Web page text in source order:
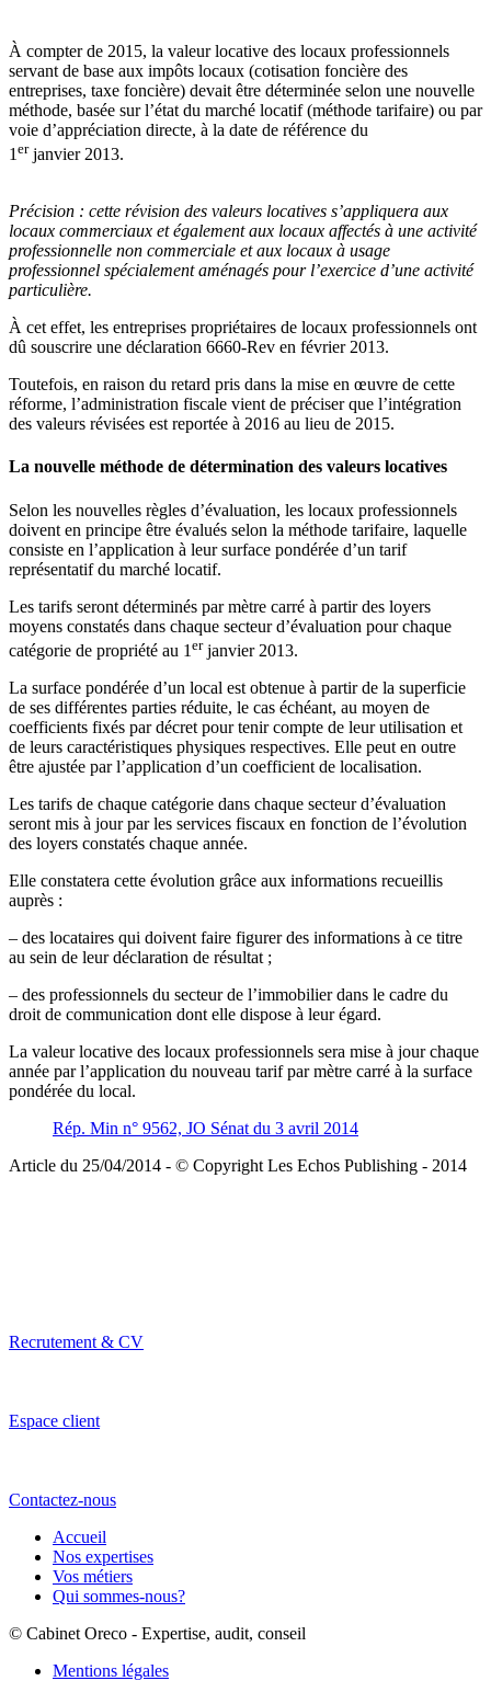
À compter de 2015, la valeur locative des locaux professionnels
servant de base aux impôts locaux (cotisation foncière des
entreprises, taxe foncière) devait être déterminée selon une nouvelle
méthode, basée sur l’état du marché locatif (méthode tarifaire) ou par
voie d’appréciation directe, à la date de référence du
1 erjanvier 2013.
Précision : cette révision des valeurs locatives s’appliquera aux
locaux commerciaux et également aux locaux affectés à une activité
professionnelle non commerciale et aux locaux à usage
professionnel spécialement aménagés pour l’exercice d’une activité
particulière.
À cet effet, les entreprises propriétaires de locaux professionnels ont
dû souscrire une déclaration 6660-Rev en février 2013.
Toutefois, en raison du retard pris dans la mise en œuvre de cette
réforme, l’administration fiscale vient de préciser que l’intégration
des valeurs révisées est reportée à 2016 au lieu de 2015.
La nouvelle méthode de détermination des valeurs locatives
Selon les nouvelles règles d’évaluation, les locaux professionnels
doivent en principe être évalués selon la méthode tarifaire, laquelle
consiste en l’application à leur surface pondérée d’un tarif
représentatif du marché locatif.
Les tarifs seront déterminés par mètre carré à partir des loyers
moyens constatés dans chaque secteur d’évaluation pour chaque
catégorie de propriété au 1 erjanvier 2013.
La surface pondérée d’un local est obtenue à partir de la superficie
de ses différentes parties réduite, le cas échéant, au moyen de
coefficients fixés par décret pour tenir compte de leur utilisation et
de leurs caractéristiques physiques respectives. Elle peut en outre
être ajustée par l’application d’un coefficient de localisation.
Les tarifs de chaque catégorie dans chaque secteur d’évaluation
seront mis à jour par les services fiscaux en fonction de l’évolution
des loyers constatés chaque année.
Elle constatera cette évolution grâce aux informations recueillis
auprès :
– des locataires qui doivent faire figurer des informations à ce titre
au sein de leur déclaration de résultat ;
– des professionnels du secteur de l’immobilier dans le cadre du
droit de communication dont elle dispose à leur égard.
La valeur locative des locaux professionnels sera mise à jour chaque
année par l’application du nouveau tarif par mètre carré à la surface
pondérée du local.
Rép. Min n° 9562, JO Sénat du 3 avril 2014
Article du 25/04/2014 - © Copyright Les Echos Publishing - 2014
Recrutement & CV
Espace client
Contactez-nous
Accueil
Nos expertises
Vos métiers
Qui sommes-nous?
© Cabinet Oreco - Expertise, audit, conseil
Mentions légales